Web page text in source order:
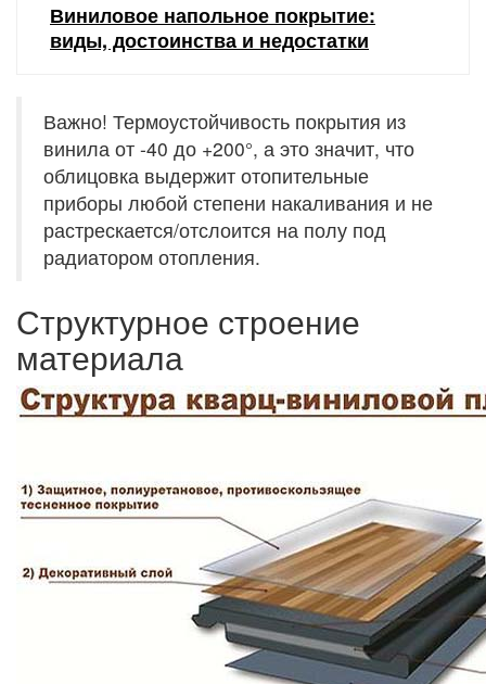
Виниловое напольное покрытие:
виды, достоинства и недостатки
Важно! Термоустойчивость покрытия из
винила от -40 до +200°, а это значит, что
облицовка выдержит отопительные
приборы любой степени накаливания и не
растрескается/отслоится на полу под
радиатором отопления.
Структурное строение
материала